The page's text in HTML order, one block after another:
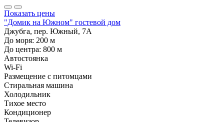
Показать цены
"Домик на Южном" гостевой дом
Джубга, пер. Южный, 7А
До моря: 200 м
До центра: 800 м
Автостоянка
Wi-Fi
Размещение с питомцами
Стиральная машина
Холодильник
Тихое место
Кондиционер